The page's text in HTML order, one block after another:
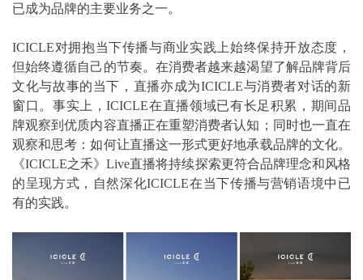
已成为品牌的主要业务之一。
ICICLE对拥抱当下传播与商业实践上始终保持开放态度，
但始终遵循自己的节奏。在消费者越来越渴望了解品牌背后
文化与故事的当下，直播亦成为ICICLE与消费者对话的新
窗口。事实上，ICICLE在直播领域已有长足积累，期间品
牌观察到优质内容直播正在重塑消费者认知；同时也一直在
观察和思考：如何让直播这一形式更好地承载品牌的文化。
《ICICLE之禾》Live直播将持续探索更符合品牌理念和风格
的呈现方式，自然深化ICICLE在当下传播与营销语境中已
有的实践。